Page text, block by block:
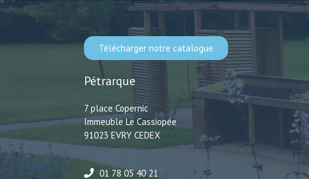
Télécharger notre catalogue
Pétrarque
7 place Copernic
Immeuble Le Cassiopée
91023 EVRY CEDEX
01 78 05 40 21